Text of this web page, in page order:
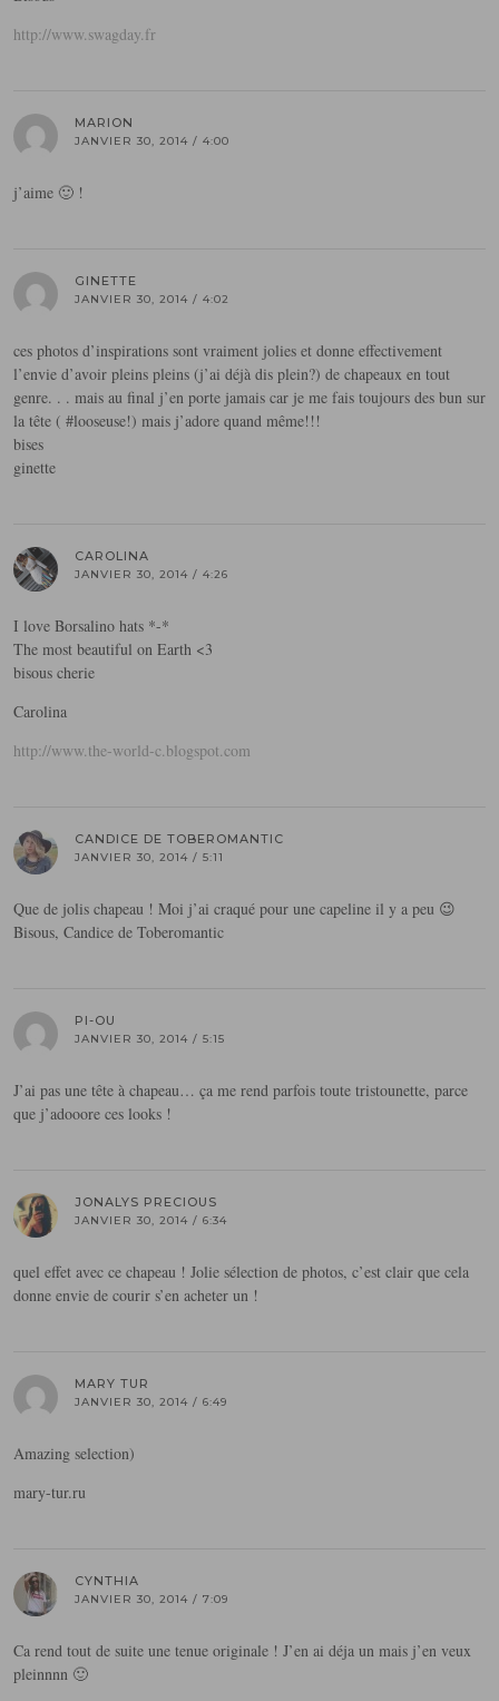
http://www.swagday.fr
MARION
JANVIER 30, 2014 / 4:00
j’aime 🙂 !
GINETTE
JANVIER 30, 2014 / 4:02
ces photos d’inspirations sont vraiment jolies et donne effectivement
l’envie d’avoir pleins pleins (j’ai déjà dis plein?) de chapeaux en tout
genre. . . mais au final j’en porte jamais car je me fais toujours des bun sur
la tête ( #looseuse!) mais j’adore quand même!!!
bises
ginette
CAROLINA
JANVIER 30, 2014 / 4:26
I love Borsalino hats *-*
The most beautiful on Earth <3
bisous cherie
Carolina
http://www.the-world-c.blogspot.com
CANDICE DE TOBEROMANTIC
JANVIER 30, 2014 / 5:11
Que de jolis chapeau ! Moi j’ai craqué pour une capeline il y a peu 😉
Bisous, Candice de Toberomantic
PI-OU
JANVIER 30, 2014 / 5:15
J’ai pas une tête à chapeau… ça me rend parfois toute tristounette, parce
que j’adooore ces looks !
JONALYS PRECIOUS
JANVIER 30, 2014 / 6:34
quel effet avec ce chapeau ! Jolie sélection de photos, c’est clair que cela
donne envie de courir s’en acheter un !
MARY TUR
JANVIER 30, 2014 / 6:49
Amazing selection)
mary-tur.ru
CYNTHIA
JANVIER 30, 2014 / 7:09
Ca rend tout de suite une tenue originale ! J’en ai déja un mais j’en veux
pleinnnn 🙂